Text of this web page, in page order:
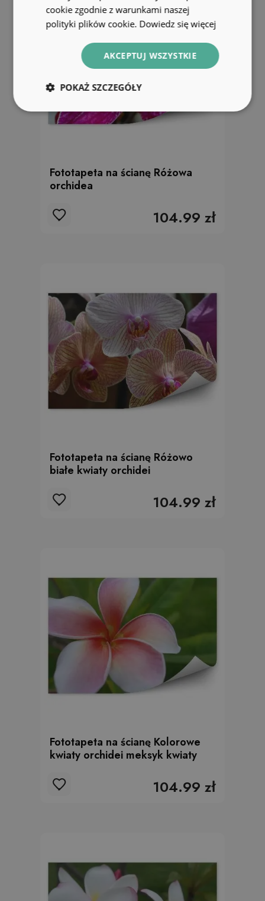
Fototapeta na ścianę Różowa
orchidea
104.99 zł
Fototapeta na ścianę Różowo
białe kwiaty orchidei
104.99 zł
Fototapeta na ścianę Kolorowe
kwiaty orchidei meksyk kwiaty
104.99 zł
cookie zgodnie z warunkami naszej
polityki plików cookie. Dowiedz się więcej
AKCEPTUJ WSZYSTKIE
POKAŻ SZCZEGÓŁY